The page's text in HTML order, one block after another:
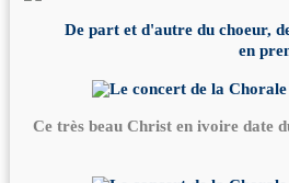
De part et d'autre du choeur,
en
Ce très beau Christ en ivoire date